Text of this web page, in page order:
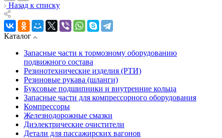
Назад к списку
Каталог
Запасные части к тормозному оборудованию
подвижного состава
Резинотехнические изделия (РТИ)
Резиновые рукава (шланги)
Буксовые подшипники и внутренние кольца
Запасные части для компрессорного оборудования
Компрессоры
Железнодорожные смазки
Диэлектрические очистители
Детали для пассажирских вагонов